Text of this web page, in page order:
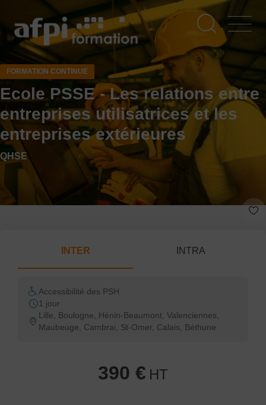
contenu
principal
FORMATION CONTINUE
Ecole PSSE - Les relations entre
entreprises utilisatrices et les
entreprises extérieures
QHSE
INTER INTRA
Accessibilité des PSH
1 jour
Lille, Boulogne, Hénin-Beaumont, Valenciennes,
Maubeuge, Cambrai, St-Omer, Calais, Béthune
390 € HT